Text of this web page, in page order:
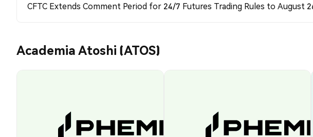
CFTC Extends Comment Period for 24/7 Futures Trading Rules to August
Academia Atoshi (ATOS)